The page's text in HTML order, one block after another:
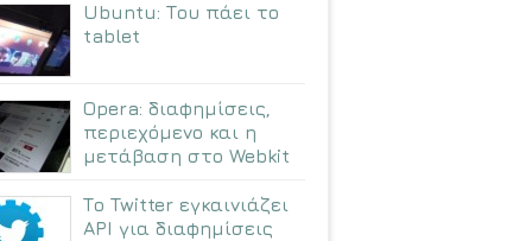
Ubuntu: Tου πάει το
tablet
Opera: διαφημίσεις,
περιεχόμενο και η
μετάβαση στο Webkit
Το Twitter εγκαινιάζει
API για διαφημίσεις